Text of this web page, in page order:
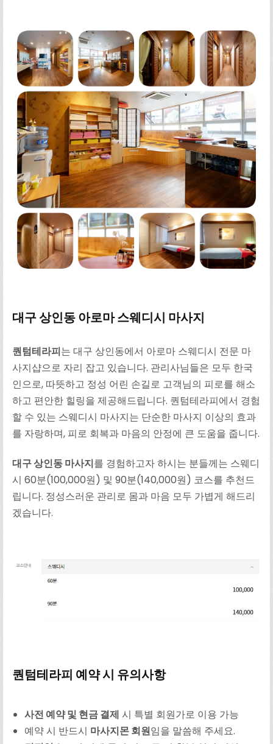
대구 상인동 아로마 스웨디시 마사지
퀀텀테라피는 대구 상인동에서 아로마 스웨디시 전문 마
사지샵으로 자리 잡고 있습니다. 관리사님들은 모두 한국
인으로, 따뜻하고 정성 어린 손길로 고객님의 피로를 해소
하고 편안한 힐링을 제공해드립니다. 퀀텀테라피에서 경험
할 수 있는 스웨디시 마사지는 단순한 마사지 이상의 효과
를 자랑하며, 피로 회복과 마음의 안정에 큰 도움을 줍니다.
대구 상인동 마사지를 경험하고자 하시는 분들께는 스웨디
시 60분(100,000원) 및 90분(140,000원) 코스를 추천드
립니다. 정성스러운 관리로 몸과 마음 모두 가볍게 해드리
겠습니다.
퀀텀테라피 예약 시 유의사항
사전 예약 및 현금 결제 시 특별 회원가로 이용 가능
예약 시 반드시 마사지몬 회원임을 말씀해 주세요.